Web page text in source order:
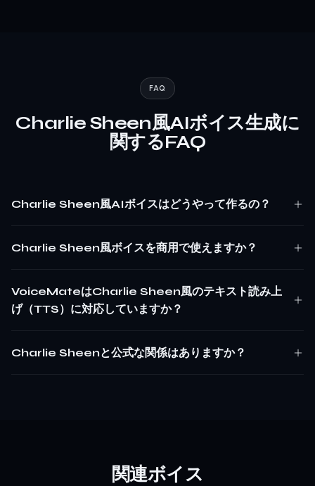
FAQ
Charlie Sheen風AIボイス生成に
関するFAQ
Charlie Sheen風AIボイスはどうやって作るの？
Charlie Sheen風ボイスを商用で使えますか？
VoiceMateはCharlie Sheen風のテキスト読み上
げ（TTS）に対応していますか？
Charlie Sheenと公式な関係はありますか？
関連ボイス